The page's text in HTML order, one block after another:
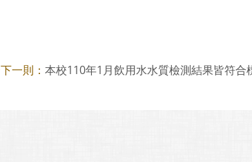
下一則： 本校110年1月飲用水水質檢測結果皆符合